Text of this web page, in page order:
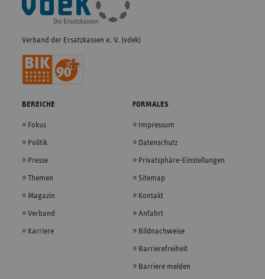
Navigation
Verband der Ersatzkassen e. V. (vdek)
BEREICHE
Fokus
Politik
Presse
Themen
Magazin
Verband
Karriere
FORMALES
Impressum
Datenschutz
Privatsphäre-Einstellungen
Sitemap
Kontakt
Anfahrt
Bildnachweise
Barrierefreiheit
Barriere melden